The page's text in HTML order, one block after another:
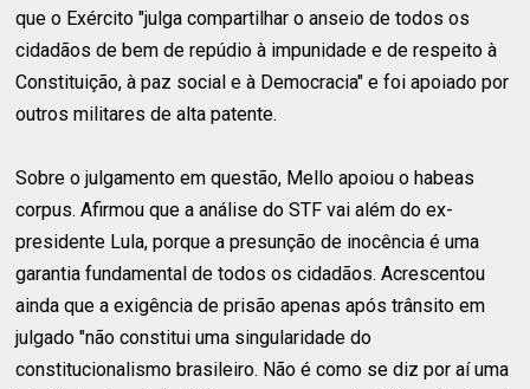
que o Exército "julga compartilhar o anseio de todos os
cidadãos de bem de repúdio à impunidade e de respeito à
Constituição, à paz social e à Democracia" e foi apoiado por
outros militares de alta patente.
Sobre o julgamento em questão, Mello apoiou o habeas
corpus. Afirmou que a análise do STF vai além do ex-
presidente Lula, porque a presunção de inocência é uma
garantia fundamental de todos os cidadãos. Acrescentou
ainda que a exigência de prisão apenas após trânsito em
julgado "não constitui uma singularidade do
constitucionalismo brasileiro. Não é como se diz por aí uma